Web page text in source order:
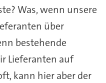
Was, wenn unsere
über
bestehende
Lieferanten auf
kann hier aber der